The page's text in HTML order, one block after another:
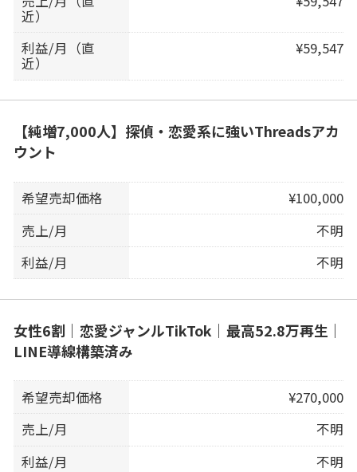
近）
利益/月（直
近）
¥59,547
【純増7,000人】探偵・恋愛系に強いThreadsアカ
ウント
希望売却価格
¥100,000
売上/月
不明
利益/月
不明
女性6割｜恋愛ジャンルTikTok｜最高52.8万再生｜
LINE導線構築済み
希望売却価格
¥270,000
売上/月
不明
利益/月
不明